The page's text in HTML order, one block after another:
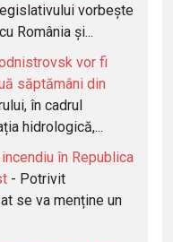
vorbește
România și...
vor fi
săptămâni din
în cadrul
hidrologică,...
în Republica
- Potrivit
se va menține un